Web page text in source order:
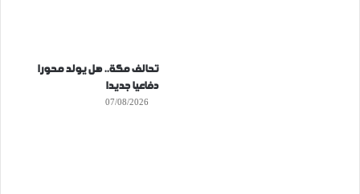
تحالف مكة.. هل يولد محورا
دفاعيا جديدا
07/08/2026